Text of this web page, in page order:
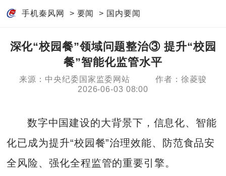
手机秦风网 > 要闻 > 国内要闻
深化“校园餐”领域问题整治③ 提升“校园
餐”智能化监管水平
来源：中央纪委国家监委网站
作者：徐菱骏
2026-06-03 08:00
数字中国建设的大背景下，信息化、智能
化已成为提升“校园餐”治理效能、防范食品安
全风险、强化全程监管的重要引擎。